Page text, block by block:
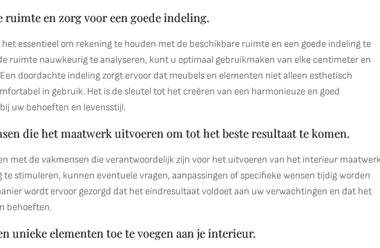
en zorg voor een goede indeling.
essentieel om rekening te houden met de beschikbare ruimte en een goede indeling te
ruimte nauwkeurig te analyseren, kunt u optimaal gebruikmaken van elke centimeter en
doordachte indeling zorgt ervoor dat meubels en elementen niet alleen esthetisch
in gebruik. Het is de sleutel tot het creëren van een harmonieuze en goed
uw behoeften en levensstijl.
die het maatwerk uitvoeren om tot het beste resultaat te komen.
met de vakmensen die verantwoordelijk zijn voor het uitvoeren van het interieur
stimuleren, kunnen eventuele vragen, aanpassingen of specifieke wensen tijdig worden
wordt ervoor gezorgd dat het eindresultaat voldoet aan uw verwachtingen en dat het
behoeften.
unieke elementen toe te voegen aan je interieur.